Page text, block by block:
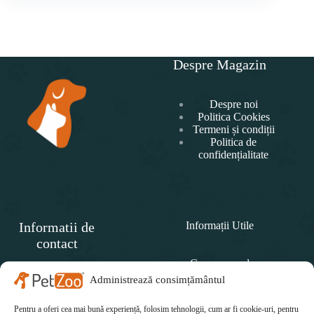
Administrează consimțământul
Pentru a oferi cea mai bună experiență, folosim tehnologii, cum ar fi cookie-uri, pentru
Despre Magazin
Despre noi
Politica Cookies
Termeni și condiții
Politica de
confidențialitate
Informatii de
contact
PET
Informații Utile
Cum comand
Politica de retur